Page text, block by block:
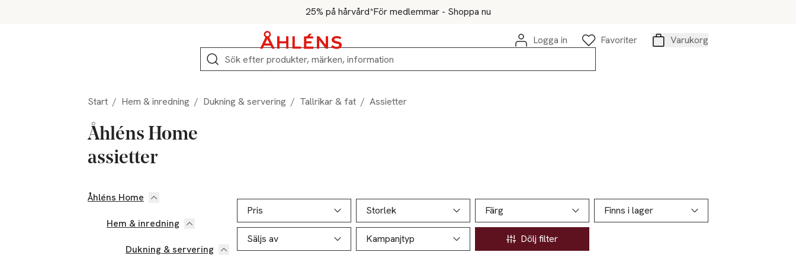
25% på hårvård*För medlemmar - Shoppa nu
Logga in
Favoriter
Varukorg
Sök
Start / Hem & inredning / Dukning & servering / Tallrikar & fat / Assietter
Åhléns Home
assietter
Hoppa till produktsidan
Åhléns Home
Hem & inredning
Dukning & servering
Hoppa till produktsidan
Pris
Storlek Färg Finns i lager
Säljs av Kampanjtyp Dölj filter
Lista över produkter